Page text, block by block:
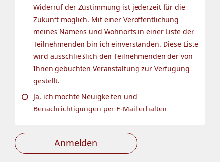
Widerruf der Zustimmung ist jederzeit für die
Zukunft möglich. Mit einer Veröffentlichung
meines Namens und Wohnorts in einer Liste der
Teilnehmenden bin ich einverstanden. Diese Liste
wird ausschließlich den Teilnehmenden der von
Ihnen gebuchten Veranstaltung zur Verfügung
gestellt.
Ja, ich möchte Neuigkeiten und
Benachrichtigungen per E-Mail erhalten
Anmelden